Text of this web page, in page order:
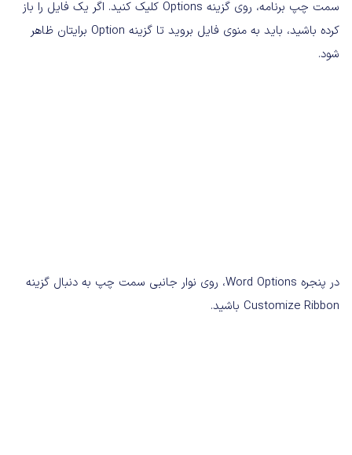
سمت چپ برنامه، روی گزینه Options کلیک کنید. اگر یک فایل را باز
کرده باشید، باید به منوی فایل بروید تا گزینه Option برایتان ظاهر
شود.
در پنجره Word Options، روی نوار جانبی سمت چپ به دنبال گزینه
Customize Ribbon باشید.